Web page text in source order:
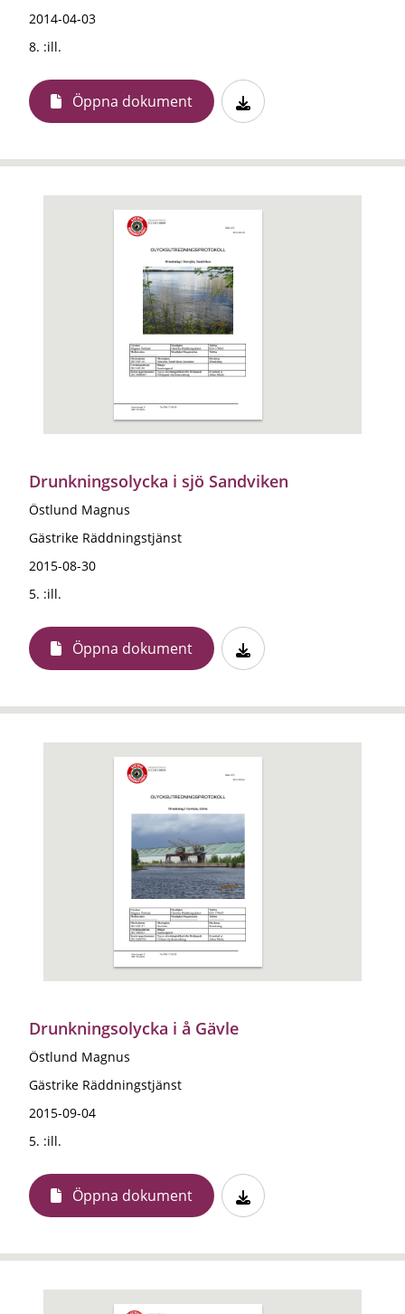
2014-04-03
8. :ill.
Öppna dokument
Drunkningsolycka i sjö Sandviken
Östlund Magnus
Gästrike Räddningstjänst
2015-08-30
5. :ill.
Öppna dokument
Drunkningsolycka i å Gävle
Östlund Magnus
Gästrike Räddningstjänst
2015-09-04
5. :ill.
Öppna dokument